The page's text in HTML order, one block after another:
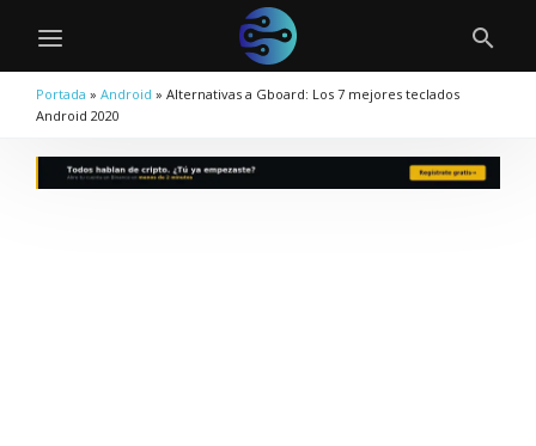
Portada » Android » Alternativas a Gboard: Los 7 mejores teclados
Android 2020